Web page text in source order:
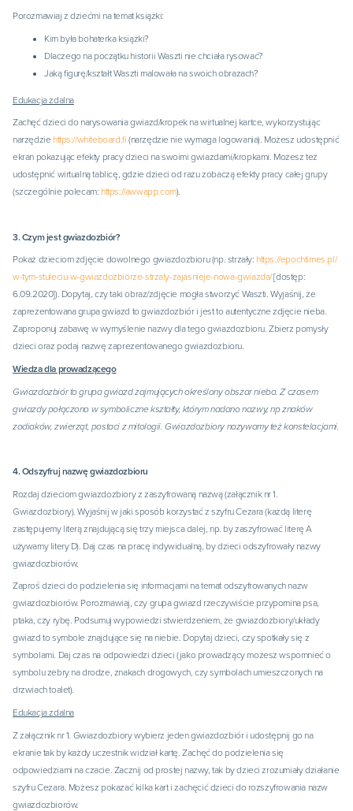
Porozmawiaj z dziećmi na temat książki:
Kim była bohaterka książki?
Dlaczego na początku historii Waszti nie chciała rysować?
Jaką figurę/kształt Waszti malowała na swoich obrazach?
Edukacja zdalna
Zachęć dzieci do narysowania gwiazd/kropek na wirtualnej kartce, wykorzystując
narzędzie https://whiteboard.fi (narzędzie nie wymaga logowania). Możesz udostępnić
ekran pokazując efekty pracy dzieci na swoimi gwiazdami/kropkami. Możesz też
udostępnić wirtualną tablicę, gdzie dzieci od razu zobaczą efekty pracy całej grupy
(szczególnie polecam: https://awwapp.com).
3. Czym jest gwiazdozbiór?
Pokaż dzieciom zdjęcie dowolnego gwiazdozbioru (np. strzały: https://epochtimes.pl/
w-tym-stuleciu-w-gwiazdozbiorze-strzaly-zajasnieje-nowa-gwiazda/[dostęp:
6.09.2020]). Dopytaj, czy taki obraz/zdjęcie mogła stworzyć Waszti. Wyjaśnij, że
zaprezentowana grupa gwiazd to gwiazdozbiór i jest to autentyczne zdjęcie nieba.
Zaproponuj zabawę w wymyślenie nazwy dla tego gwiazdozbioru. Zbierz pomysły
dzieci oraz podaj nazwę zaprezentowanego gwiazdozbioru.
Wiedza dla prowadzącego
Gwiazdozbiór to grupa gwiazd zajmujących określony obszar nieba. Z czasem
gwiazdy połączono w symboliczne kształty, którym nadano nazwy, np znaków
zodiaków, zwierząt, postaci z mitologii. Gwiazdozbiory nazywamy też konstelacjami.
4. Odszyfruj nazwę gwiazdozbioru
Rozdaj dzieciom gwiazdozbiory z zaszyfrowaną nazwą (załącznik nr 1.
Gwiazdozbiory). Wyjaśnij w jaki sposób korzystać z szyfru Cezara (każdą literę
zastępujemy literą znajdującą się trzy miejsca dalej, np. by zaszyfrować literę A
używamy litery D). Daj czas na pracę indywidualną, by dzieci odszyfrowały nazwy
gwiazdozbiorów.
Zaproś dzieci do podzielenia się informacjami na temat odszyfrowanych nazw
gwiazdozbiorów. Porozmawiaj, czy grupa gwiazd rzeczywiście przypomina psa,
ptaka, czy rybę. Podsumuj wypowiedzi stwierdzeniem, że gwiazdozbiory/układy
gwiazd to symbole znajdujące się na niebie. Dopytaj dzieci, czy spotkały się z
symbolami. Daj czas na odpowiedzi dzieci (jako prowadzący możesz wspomnieć o
symbolu zebry na drodze, znakach drogowych, czy symbolach umieszczonych na
drzwiach toalet).
Edukacja zdalna
Z załącznik nr 1. Gwiazdozbiory wybierz jeden gwiazdozbiór i udostępnij go na
ekranie tak by każdy uczestnik widział kartę. Zachęć do podzielenia się
odpowiedziami na czacie. Zacznij od prostej nazwy, tak by dzieci zrozumiały działanie
szyfru Cezara. Możesz pokazać kilka kart i zachęcić dzieci do rozszyfrowania nazw
gwiazdozbiorów.